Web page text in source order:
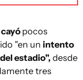
cayópocos
"en un intento
estadio", desde
tres